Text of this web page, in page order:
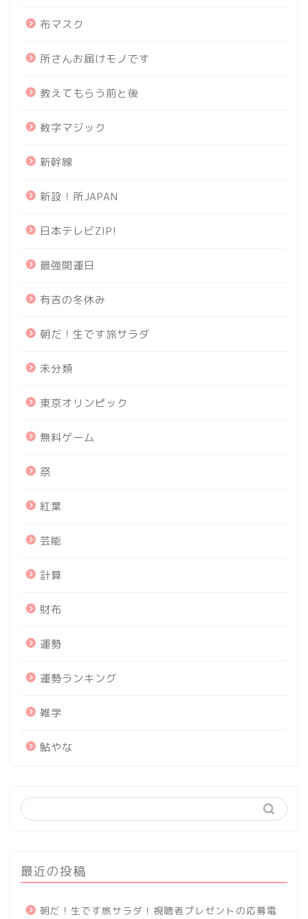
布マスク
所さんお届けモノです
教えてもらう前と後
数字マジック
新幹線
新設！所JAPAN
日本テレビZIP!
最強開運日
有吉の冬休み
朝だ！生です旅サラダ
未分類
東京オリンピック
無料ゲーム
祭
紅葉
芸能
計算
財布
運勢
運勢ランキング
雑学
鮎やな
最近の投稿
朝だ！生です旅サラダ！視聴者プレゼントの応募電